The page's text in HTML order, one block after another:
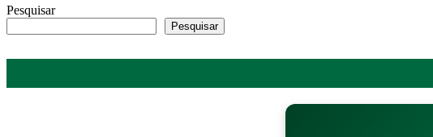
Pesquisar
Pesquisar